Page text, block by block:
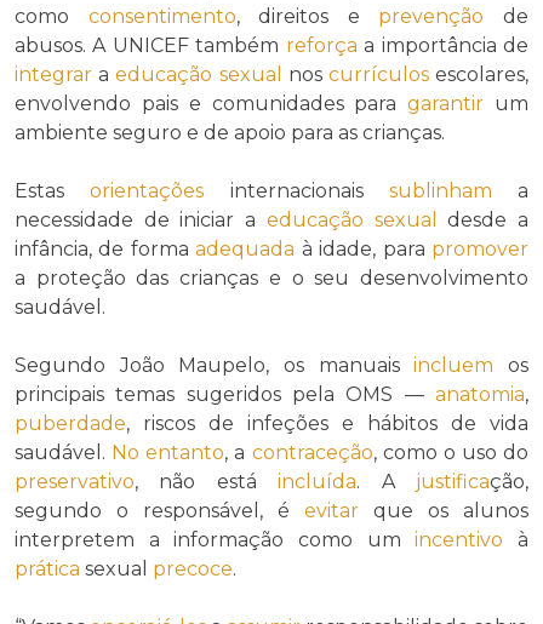
como consentimento, direitos e prevenção de
abusos. A UNICEF também reforça a importância de
integrar aeducação sexual nos currículosescolares,
envolvendo pais e comunidades paragarantir um
ambiente seguro e de apoio para as crianças.
Estasorientações internacionais sublinham a
necessidade de iniciar a educação sexual
desde a
infância, de formaadequada à idade, para promover
a proteção das crianças e o seu desenvolvimento
saudável.
Segundo João Maupelo, os manuaisincluem os
principais temas sugeridos pela OMS — anatomia,
puberdade, riscos de infeções e hábitos de vida
saudável. No entanto, a contraceção, como o uso do
preservativo, não estáincluída. A justificação,
segundo o responsável, é evitar que os alunos
interpretem a informação como umincentivo à
prática sexual precoce.